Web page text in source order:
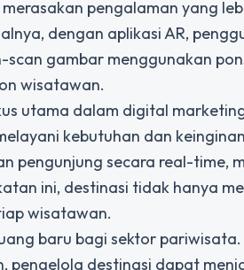
pengalaman yang
dengan aplikasi AR,
gambar menggunakan
wisatawan.
utama dalam digital
kebutuhan dan
pengunjung secara real-time,
ini, destinasi tidak hanya
wisatawan.
baru bagi sektor
destinasi dapat